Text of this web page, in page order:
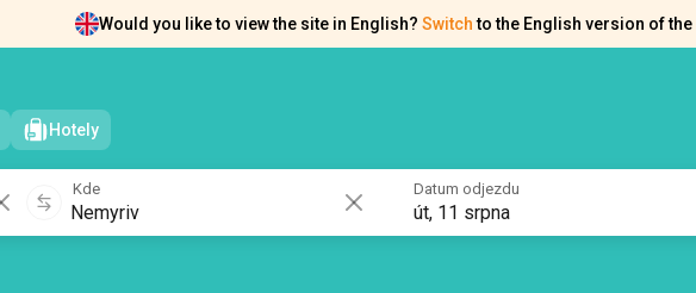
Would you like to view the site in English? Switch to the English version of the
Hotely
Kde Datum odjezdu
út, 11 srpna